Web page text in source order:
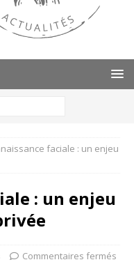
faciale : un enjeu
: un enjeu
Commentaires fermés